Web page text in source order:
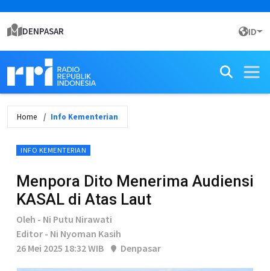
DENPASAR ID
Home Info Kementerian
INFO KEMENTERIAN
Menpora Dito Menerima Audiensi
KASAL di Atas Laut
Oleh - Ni Putu Nirawati
Editor - Ni Nyoman Kasih
26 Mei 2025 18:32 WIB
Denpasar